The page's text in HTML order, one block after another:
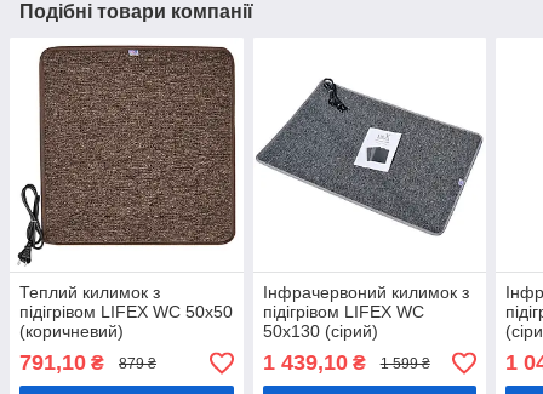
Подібні товари компанії
Теплий килимок з
підігрівом LIFEX WC 50х50
(коричневий)
791,10 ₴ 879 ₴
Інфрачервоний килимок з
підігрівом LIFEX WC
50х130 (сірий)
1 439,10₴ 1 599 ₴ 1